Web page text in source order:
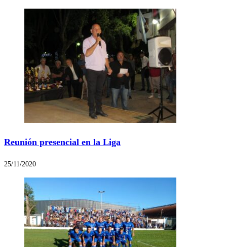
Reunión presencial en la Liga
25/11/2020